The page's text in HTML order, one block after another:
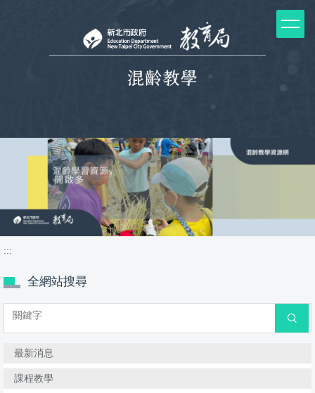
:::
:::
全網站搜尋
搜尋
最新消息
課程教學